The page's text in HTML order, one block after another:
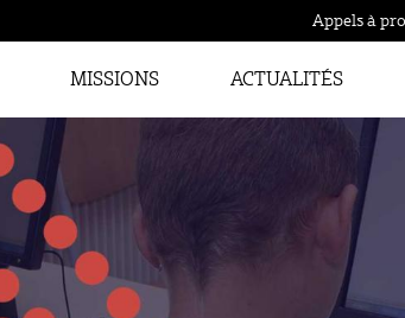
Appels à
MISSIONS ACTUALITÉS